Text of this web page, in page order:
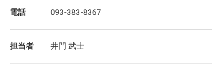
電話 093-383-8367
担当者 井門 武士